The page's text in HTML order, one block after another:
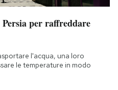
per raffreddare
l'acqua, una loro
le temperature in modo